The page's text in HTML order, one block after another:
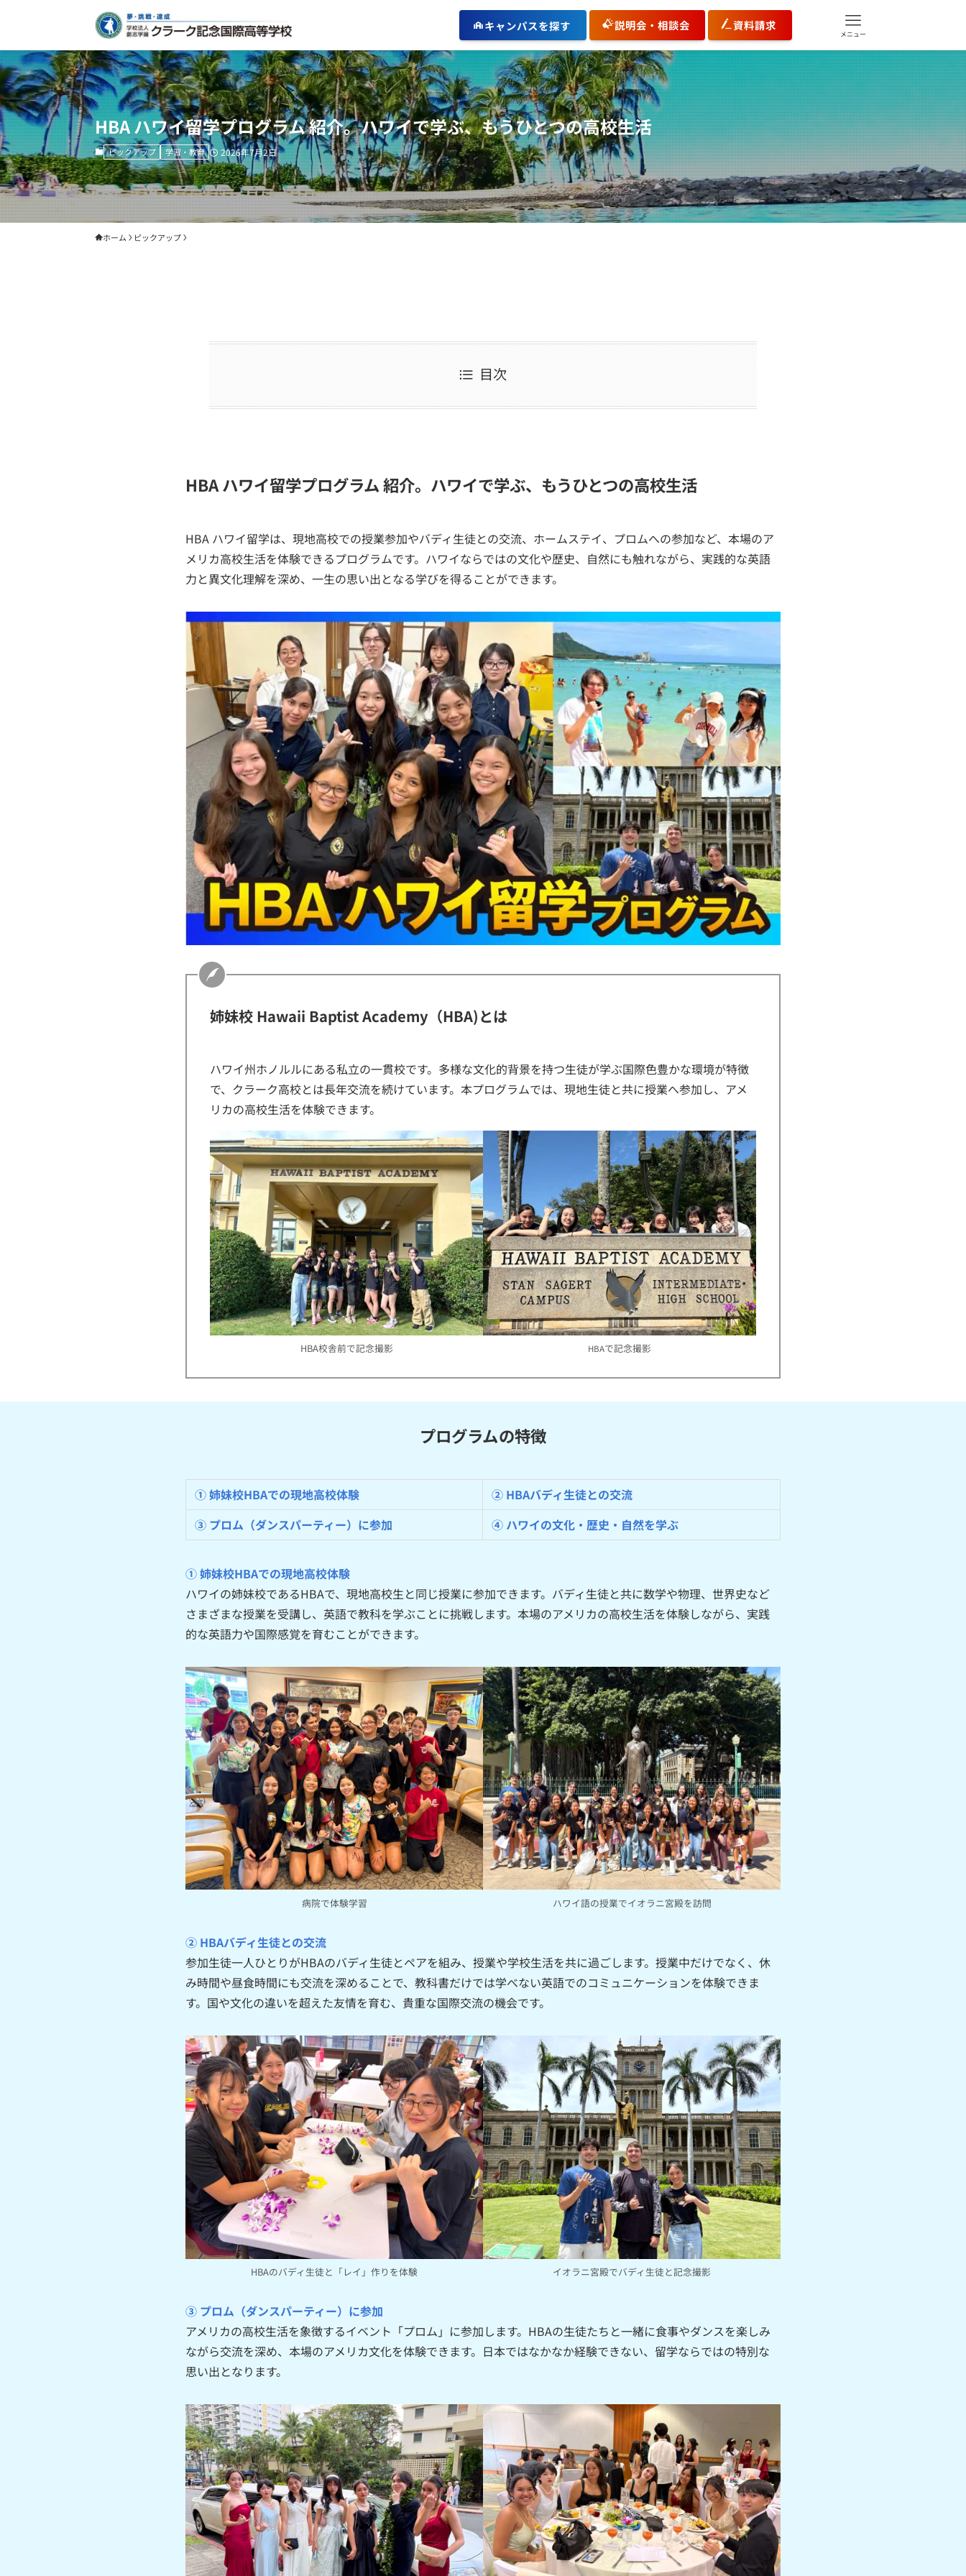
キャンパスを探す 説明会・相談会 資料請求
メニュー
HBA ハワイ留学プログラム 紹介。ハワイで学ぶ、もうひとつの高校生活
ピックアップ 学習・教育 2026年7月2日
ホーム ピックアップ
目次
HBA ハワイ留学プログラム 紹介。ハワイで学ぶ、もうひとつの高校生活
HBA ハワイ留学は、現地高校での授業参加やバディ生徒との交流、ホームステイ、プロムへの参加など、本場のア
メリカ高校生活を体験できるプログラムです。ハワイならではの文化や歴史、自然にも触れながら、実践的な英語
力と異文化理解を深め、一生の思い出となる学びを得ることができます。
姉妹校 Hawaii Baptist Academy（HBA)とは
ハワイ州ホノルルにある私立の一貫校です。多様な文化的背景を持つ生徒が学ぶ国際色豊かな環境が特徴
で、クラーク高校とは長年交流を続けています。本プログラムでは、現地生徒と共に授業へ参加し、アメ
リカの高校生活を体験できます。
HBA校舎前で記念撮影 HBAで記念撮影
プログラムの特徴
① 姉妹校HBAでの現地高校体験
② HBAバディ生徒との交流
③ プロム（ダンスパーティー）に参加
④ ハワイの文化・歴史・自然を学ぶ
① 姉妹校HBAでの現地高校体験
ハワイの姉妹校であるHBAで、現地高校生と同じ授業に参加できます。バディ生徒と共に数学や物理、世界史など
さまざまな授業を受講し、英語で教科を学ぶことに挑戦します。本場のアメリカの高校生活を体験しながら、実践
的な英語力や国際感覚を育むことができます。
病院で体験学習 ハワイ語の授業でイオラニ宮殿を訪問
② HBAバディ生徒との交流
参加生徒一人ひとりがHBAのバディ生徒とペアを組み、授業や学校生活を共に過ごします。授業中だけでなく、休
み時間や昼食時間にも交流を深めることで、教科書だけでは学べない英語でのコミュニケーションを体験できま
す。国や文化の違いを超えた友情を育む、貴重な国際交流の機会です。
HBAのバディ生徒と「レイ」作りを体験 イオラニ宮殿でバディ生徒と記念撮影
③ プロム（ダンスパーティー）に参加
アメリカの高校生活を象徴するイベント「プロム」に参加します。HBAの生徒たちと一緒に食事やダンスを楽しみ
ながら交流を深め、本場のアメリカ文化を体験できます。日本ではなかなか経験できない、留学ならではの特別な
思い出となります。